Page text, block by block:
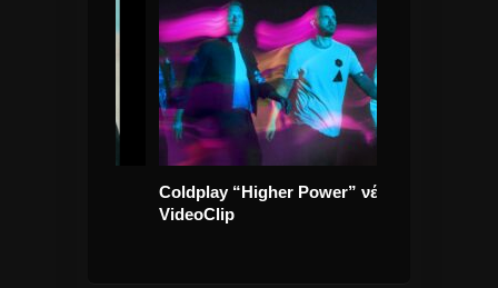
Coldplay “Higher Power” νέο
VideoClip